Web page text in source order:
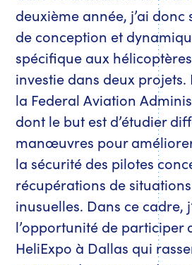
deuxième année, j’ai donc
de conception et
spécifique aux
investie dans deux
la Federal Aviation
dont le but est d’étudier
manœuvres pour
la sécurité des pilotes
récupérations de
inusuelles. Dans ce cadre,
l’opportunité de participer
HeliExpo à Dallas qui